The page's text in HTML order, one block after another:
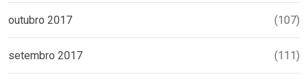
outubro 2017 (107)
setembro 2017 (111)